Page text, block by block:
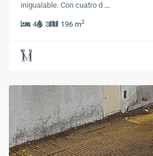
inigualable. Con cuatro d ...
4 3 196 m2